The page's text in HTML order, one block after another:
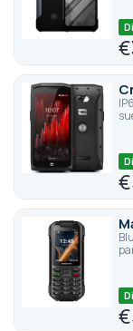
€
€
€